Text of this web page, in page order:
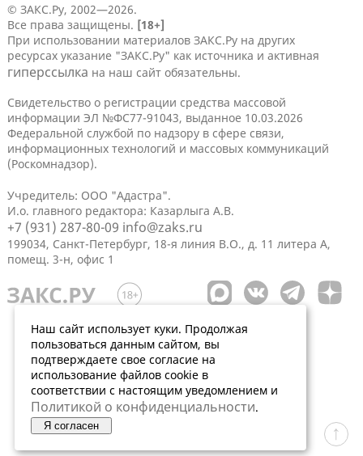
© ЗАКС.Ру, 2002—2026.
Все права защищены. [18+]
При использовании материалов ЗАКС.Ру на других
ресурсах указание "ЗАКС.Ру" как источника и активная
гиперссылка на наш сайт обязательны.
Свидетельство о регистрации средства массовой
информации ЭЛ №ФС77-91043, выданное 10.03.2026
Федеральной службой по надзору в сфере связи,
информационных технологий и массовых коммуникаций
(Роскомнадзор).
Учредитель: ООО "Адастра".
И.о. главного редактора: Казарлыга А.В.
+7 (931) 287-80-09 info@zaks.ru
199034, Санкт-Петербург, 18-я линия В.О., д. 11 литера А,
помещ. 3-н, офис 1
Наш сайт использует куки. Продолжая
пользоваться данным сайтом, вы
подтверждаете свое согласие на
использование файлов cookie в
соответствии с настоящим уведомлением и
Политикой о конфиденциальности.
Я согласен